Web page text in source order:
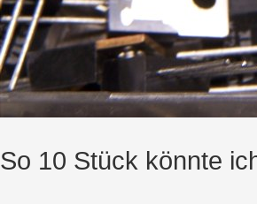
So 10 Stück könnte